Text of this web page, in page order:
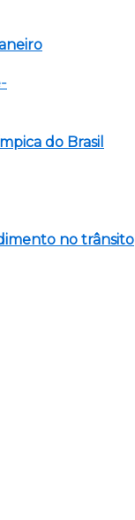
do Brasil
no trânsito